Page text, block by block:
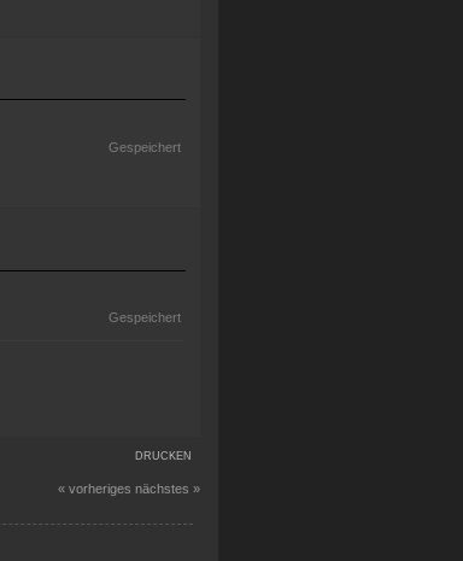
Gespeichert
Gespeichert
DRUCKEN
« vorheriges nächstes »